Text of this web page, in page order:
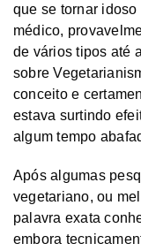
que se tornar
médico,
de vários tipos até
sobre
conceito e
estava surtindo
algum tempo
Após algumas
vegetariano, ou
palavra exata
embora